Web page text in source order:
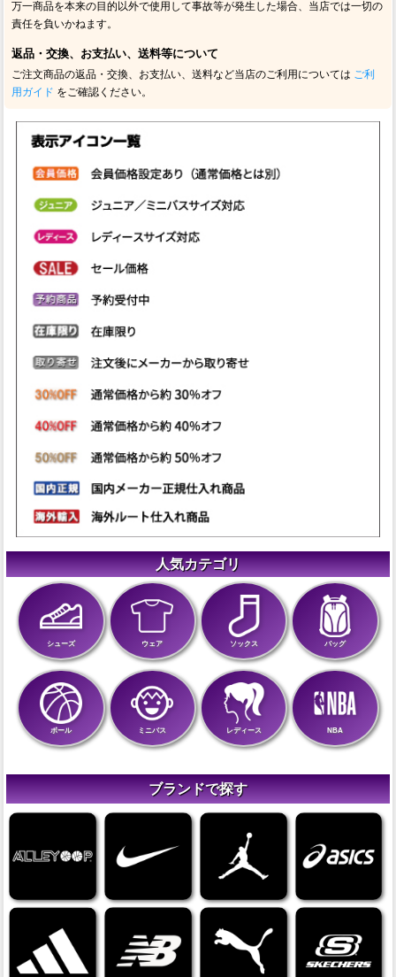
万一商品を本来の目的以外で使用して事故等が発生した場合、当店では一切の
責任を負いかねます。
返品・交換、お支払い、送料等について
ご注文商品の返品・交換、お支払い、送料など当店のご利用については ご利
用ガイド をご確認ください。
人気カテゴリ
シューズ ウェア ソックス バッグ
ボール ミニバス レディース NBA
ブランドで探す